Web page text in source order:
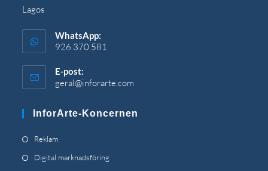
Lagos
WhatsApp:
926 370 581
E-post:
geral@inforarte.com
ansökan
InforArte-Koncernen
ReklamÖppnas
Digital marknadsföring